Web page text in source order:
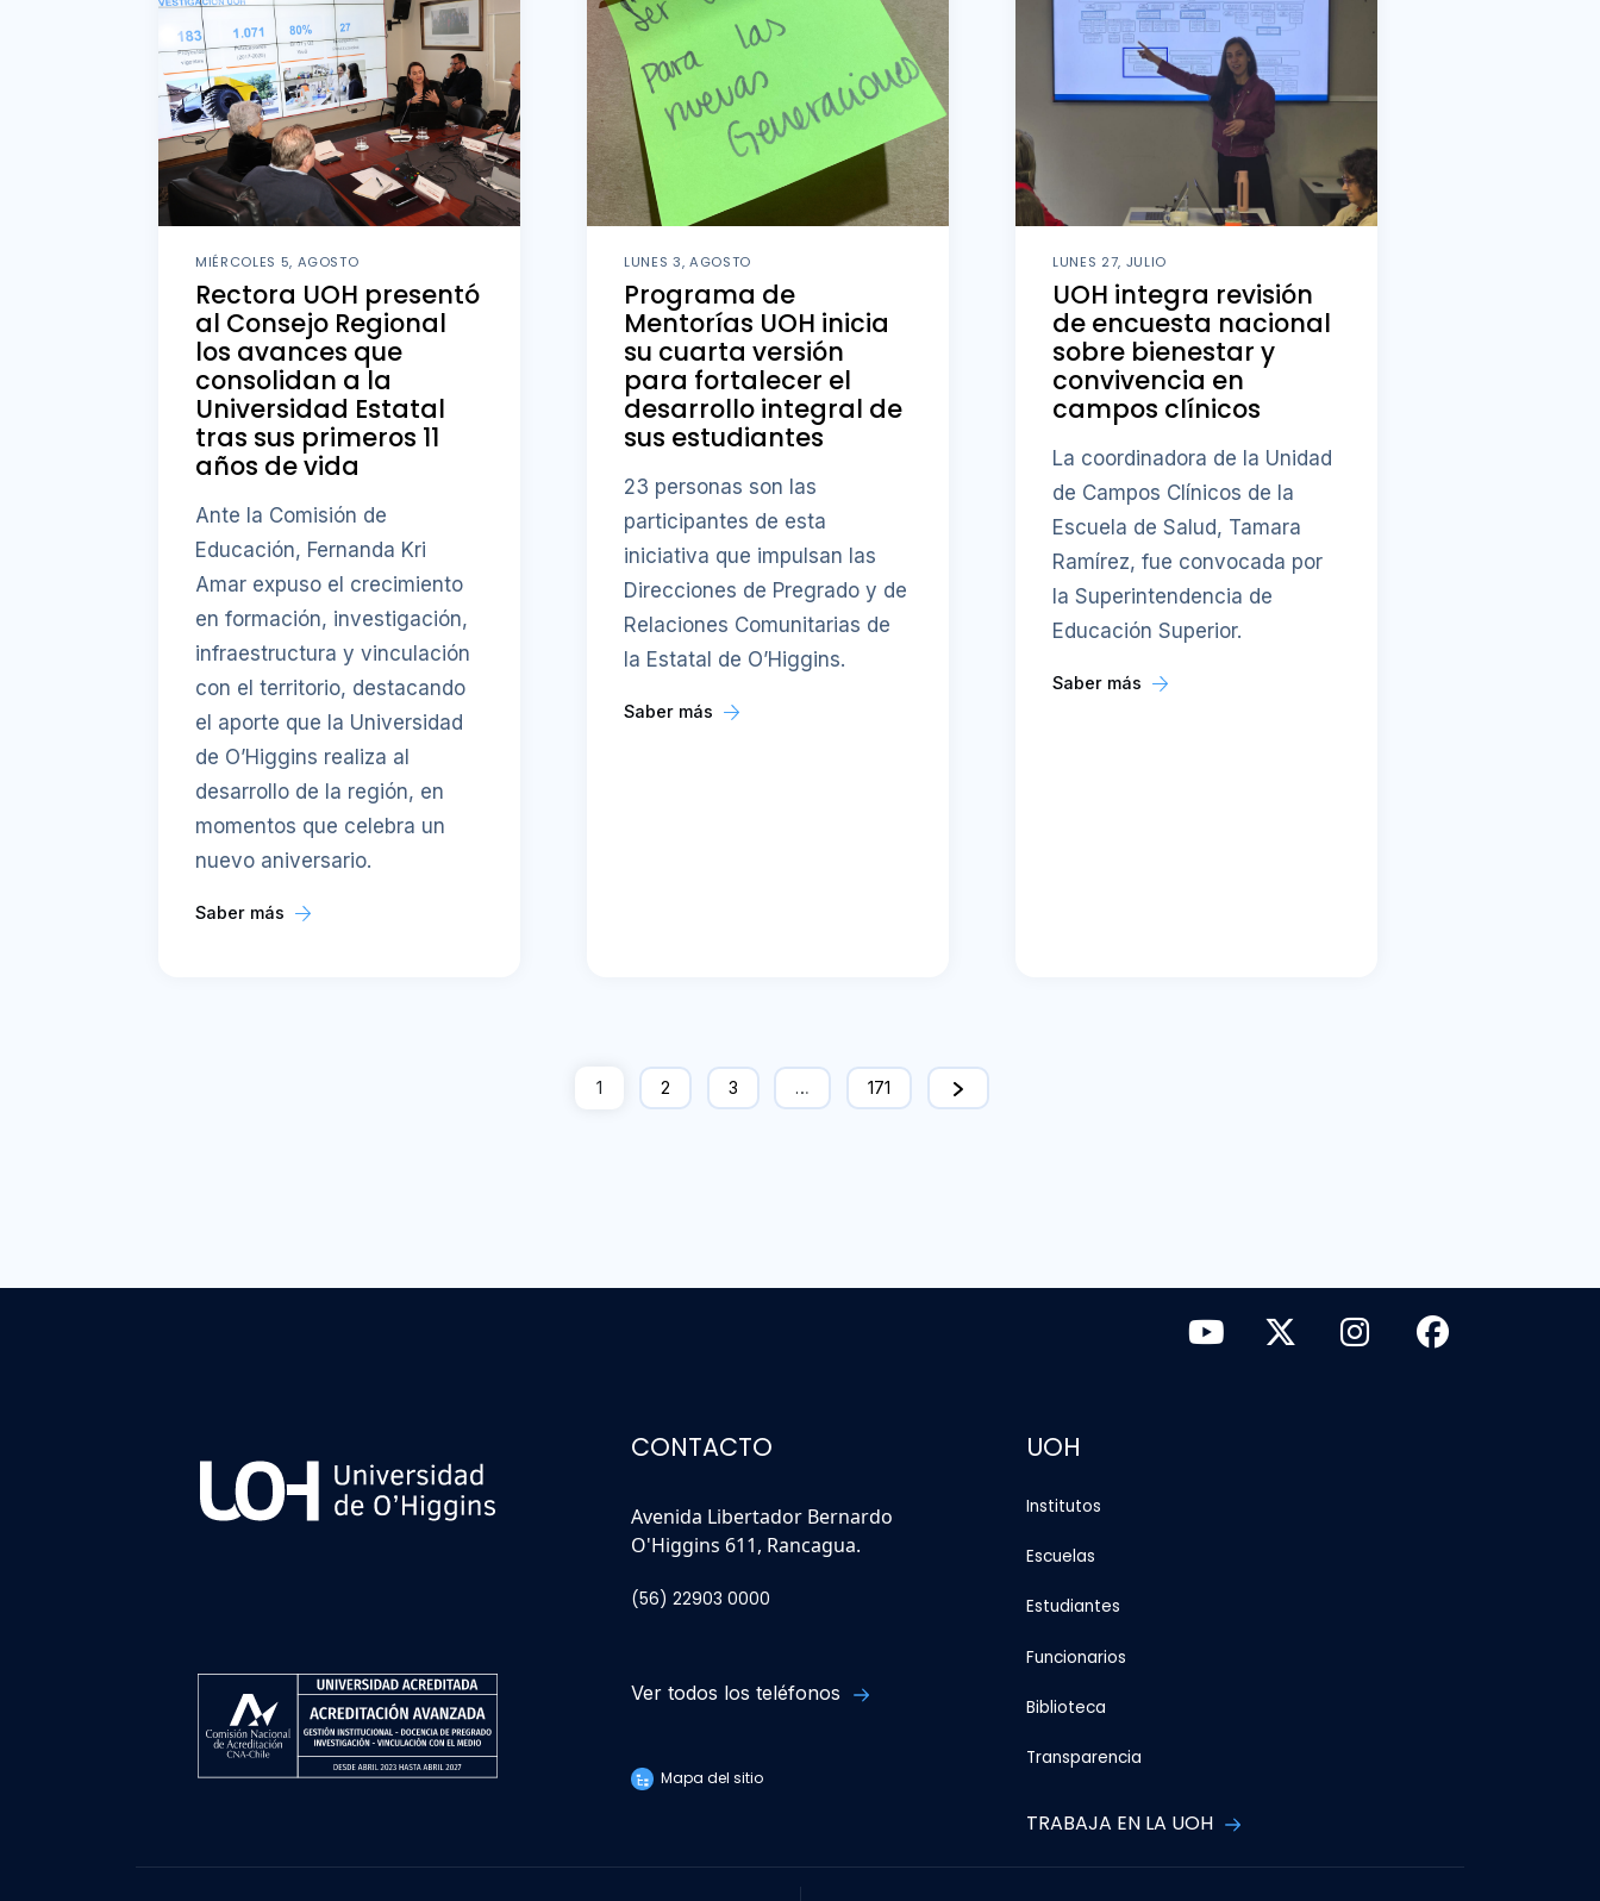
MIÉRCOLES 5, AGOSTO
Rectora UOH presentó
al Consejo Regional
los avances que
consolidan a la
Universidad Estatal
tras sus primeros 11
años de vida
Ante la Comisión de
Educación, Fernanda Kri
Amar expuso el crecimiento
en formación, investigación,
infraestructura y vinculación
con el territorio, destacando
el aporte que la Universidad
de O’Higgins realiza al
desarrollo de la región, en
momentos que celebra un
nuevo aniversario.
Saber más
LUNES 3, AGOSTO
Programa de
Mentorías UOH inicia
su cuarta versión
para fortalecer el
desarrollo integral de
sus estudiantes
23 personas son las
participantes de esta
iniciativa que impulsan las
Direcciones de Pregrado y de
Relaciones Comunitarias de
la Estatal de O’Higgins.
Saber más
LUNES 27, JULIO
UOH integra revisión
de encuesta nacional
sobre bienestar y
convivencia en
campos clínicos
La coordinadora de la Unidad
de Campos Clínicos de la
Escuela de Salud, Tamara
Ramírez, fue convocada por
la Superintendencia de
Educación Superior.
Saber más
1 2 3 … 171
CONTACTO
Avenida Libertador Bernardo
O'Higgins 611, Rancagua.
(56) 22903 0000
Ver todos los teléfonos
Mapa del sitio
UOH
Institutos
Escuelas
Estudiantes
Funcionarios
Biblioteca
Transparencia
TRABAJA EN LA UOH